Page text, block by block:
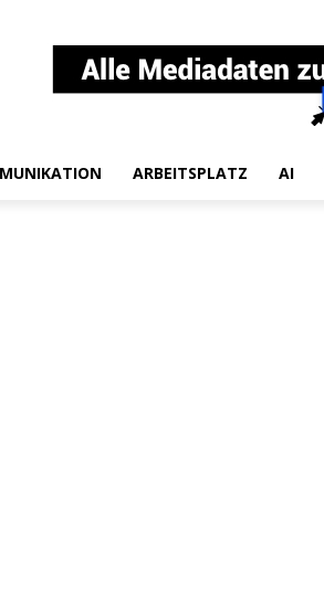
ARBEITSPLATZ AI